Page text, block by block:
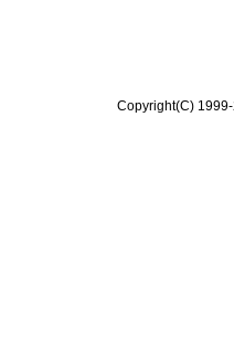
Copyright(C)